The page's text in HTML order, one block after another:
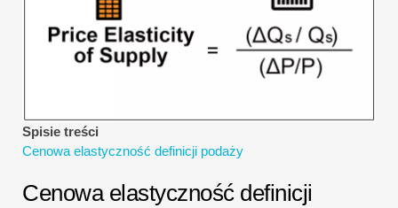
Spisie treści
Cenowa elastyczność definicji podaży
Cenowa elastyczność definicji